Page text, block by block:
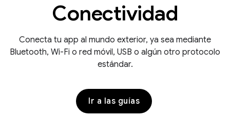
Conectividad
Conecta tu app al mundo exterior, ya sea mediante
Bluetooth, Wi-Fi o red móvil, USB o algún otro protocolo
estándar.
Ir a las guías